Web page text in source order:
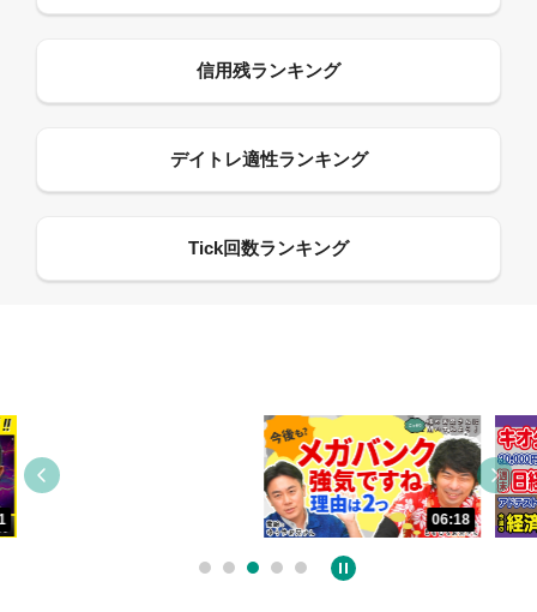
06:18